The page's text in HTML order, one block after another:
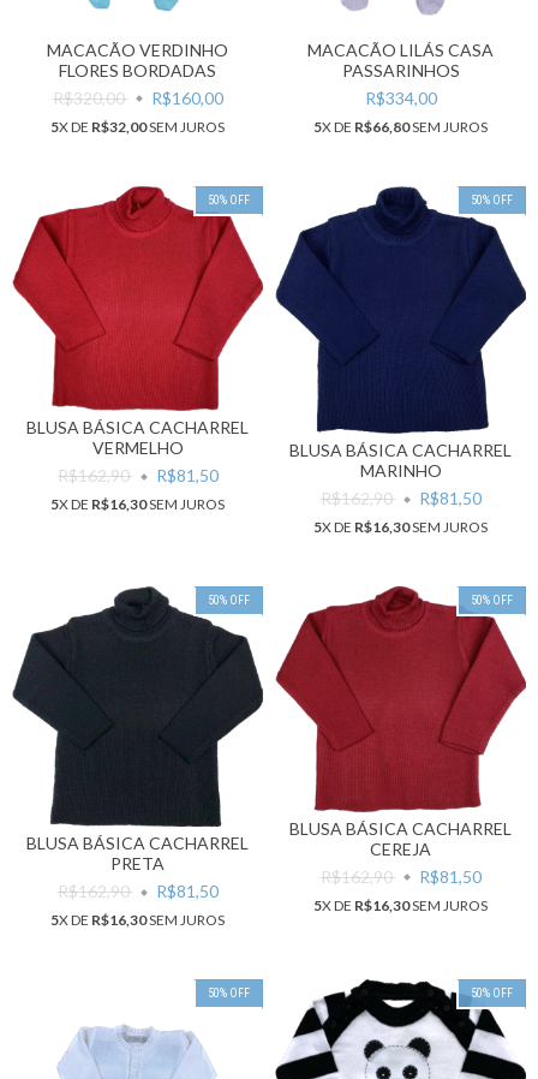
MACACÃO VERDINHO
FLORES BORDADAS
R$320,00
R$160,00
5X DE R$32,00SEM JUROS
MACACÃO LILÁS CASA
PASSARINHOS
R$334,00
5X DE R$66,80SEM JUROS
50% OFF
BLUSA BÁSICA CACHARREL
VERMELHO
R$162,90
R$81,50
5X DE R$16,30SEM JUROS
50% OFF
BLUSA BÁSICA CACHARREL
MARINHO
R$162,90
R$81,50
5X DE R$16,30SEM JUROS
50% OFF
BLUSA BÁSICA CACHARREL
PRETA
R$162,90
R$81,50
5X DE R$16,30SEM JUROS
50% OFF
BLUSA BÁSICA CACHARREL
CEREJA
R$162,90
R$81,50
5X DE R$16,30SEM JUROS
50% OFF 50% OFF